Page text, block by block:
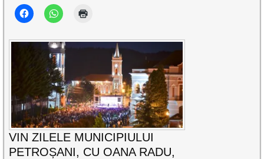
VIN ZILELE MUNICIPIULUI
PETROȘANI, CU OANA RADU,